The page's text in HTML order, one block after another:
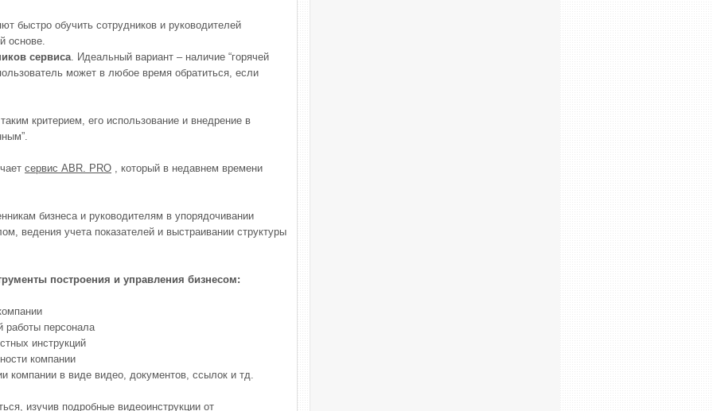
быстро обучить сотрудников и руководителей
основе.
сервиса . Идеальный вариант – наличие “горячей
может в любое время обратиться, если
критерием, его использование и внедрение в
сервис ABR. PRO , который в недавнем времени
бизнеса и руководителям в упорядочивании
ведения учета показателей и выстраивании структуры
построения и управления бизнесом:
работы персонала
инструкций
компании
компании в виде видео, документов, ссылок и тд.
изучив подробные видеоинструкции от